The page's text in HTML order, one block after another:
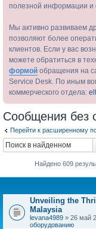
полезной информации и
Мы активно развиваем
позволяют более
клиентов. Если у вас
можете обратиться в
формой обращения на
Service Desk. По иным
коммерческого отдела:
Сообщения без
Перейти к расширенному
Найдено 609
Unveiling the
Malaysia
levana4989 » 26 май
оборудованию